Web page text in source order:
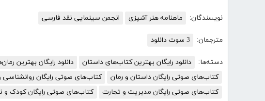
نویسندگان: ماهنامه هنر آشپزی انجمن سینمایی نقد فارسی
مترجمان: 3 سوت دانلود
دسته‌ها: دانلود رایگان بهترین کتاب‌های داستان دانلود رایگان بهترین
کتاب‌های صوتی رایگان داستان و رمان
کتاب‌های صوتی رایگان
کتاب‌های صوتی رایگان مدیریت و تجارت
کتاب‌های صوتی رایگان کودک و